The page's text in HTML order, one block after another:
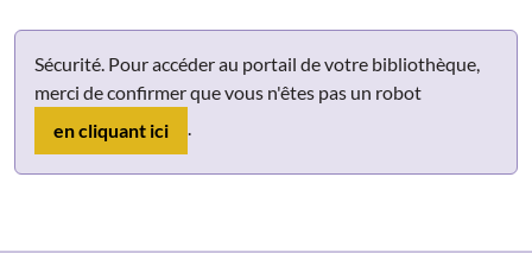
Sécurité. Pour accéder au portail de votre bibliothèque,
merci de confirmer que vous n'êtes pas un robot
en cliquant ici